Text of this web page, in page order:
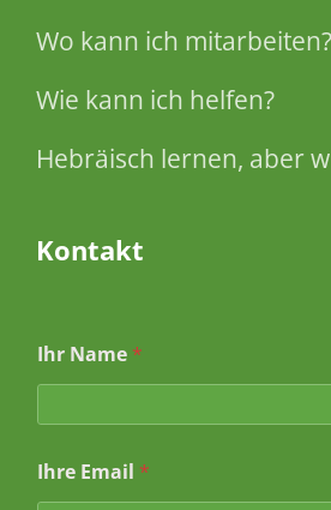
Wo kann ich mitarbeiten?
Wie kann ich helfen?
Hebräisch lernen, aber
Kontakt
a
c
r
c
h
Ihr Name *
Ihre Email *